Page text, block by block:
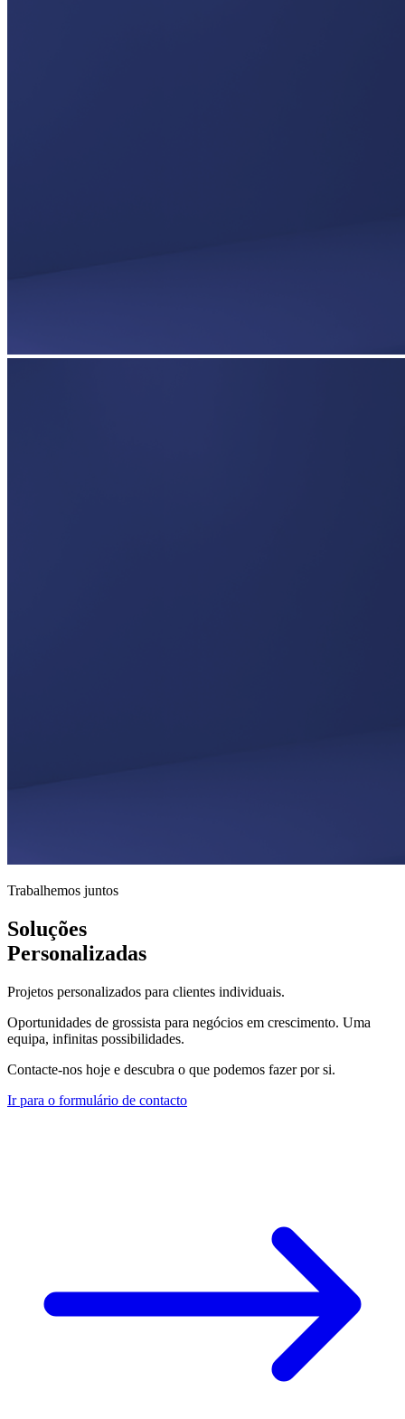
Trabalhemos juntos
Soluções
Personalizadas
Projetos personalizados para clientes individuais.
Oportunidades de grossista para negócios em crescimento. Uma
equipa, infinitas possibilidades.
Contacte-nos hoje e descubra o que podemos fazer por si.
Ir para o formulário de contacto